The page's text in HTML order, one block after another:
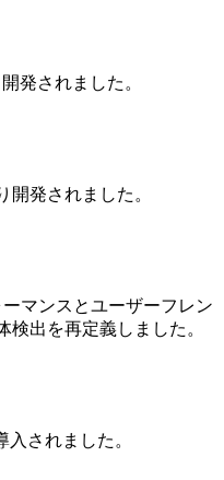
発されました。
開発されました。
マンスとユーザーフレン
検出を再定義しました。
されました。